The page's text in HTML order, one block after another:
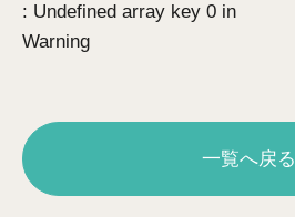
Warning
: Undefined array key 0 in
一覧へ戻る